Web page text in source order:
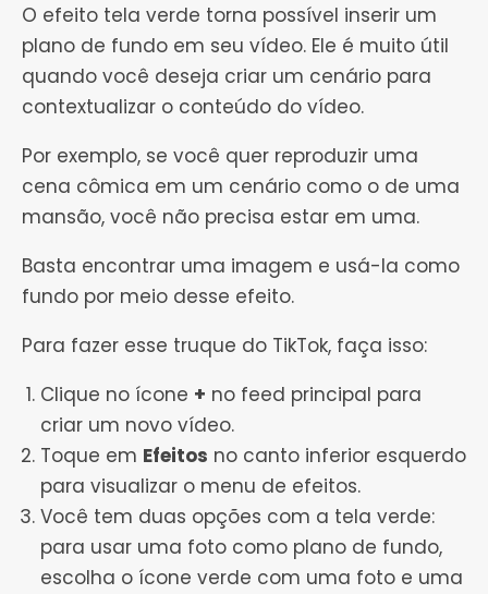
O efeito tela verde torna possível inserir um
plano de fundo em seu vídeo. Ele é muito útil
quando você deseja criar um cenário para
contextualizar o conteúdo do vídeo.
Por exemplo, se você quer reproduzir uma
cena cômica em um cenário como o de uma
mansão, você não precisa estar em uma.
Basta encontrar uma imagem e usá-la como
fundo por meio desse efeito.
Para fazer esse truque do TikTok, faça isso:
Clique no ícone + no feed principal para
criar um novo vídeo.
Toque em Efeitos no canto inferior esquerdo
para visualizar o menu de efeitos.
Você tem duas opções com a tela verde:
para usar uma foto como plano de fundo,
escolha o ícone verde com uma foto e uma